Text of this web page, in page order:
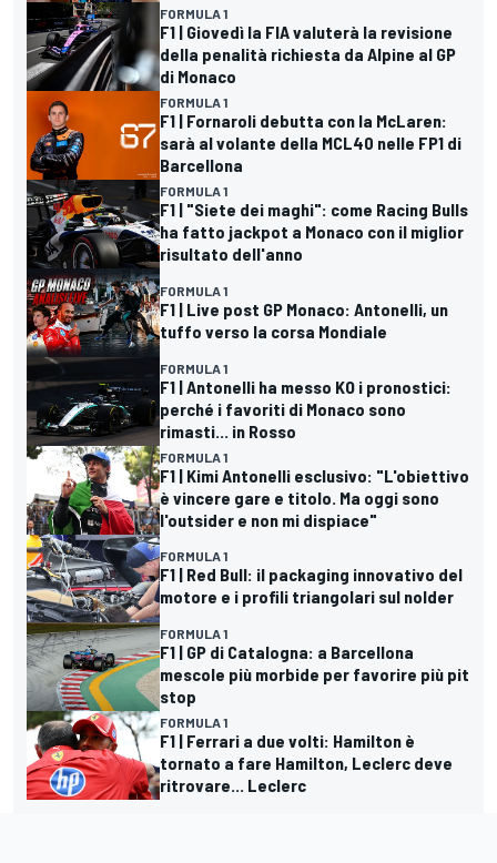
FORMULA 1
F1 | Giovedì la FIA valuterà la revisione
della penalità richiesta da Alpine al GP
di Monaco
FORMULA 1
F1 | Fornaroli debutta con la McLaren:
sarà al volante della MCL40 nelle FP1 di
Barcellona
FORMULA 1
F1 | "Siete dei maghi": come Racing Bulls
ha fatto jackpot a Monaco con il miglior
risultato dell'anno
FORMULA 1
F1 | Live post GP Monaco: Antonelli, un
tuffo verso la corsa Mondiale
FORMULA 1
F1 | Antonelli ha messo KO i pronostici:
perché i favoriti di Monaco sono
rimasti... in Rosso
FORMULA 1
F1 | Kimi Antonelli esclusivo: "L'obiettivo
è vincere gare e titolo. Ma oggi sono
l'outsider e non mi dispiace"
FORMULA 1
F1 | Red Bull: il packaging innovativo del
motore e i profili triangolari sul nolder
FORMULA 1
F1 | GP di Catalogna: a Barcellona
mescole più morbide per favorire più pit
stop
FORMULA 1
F1 | Ferrari a due volti: Hamilton è
tornato a fare Hamilton, Leclerc deve
ritrovare... Leclerc